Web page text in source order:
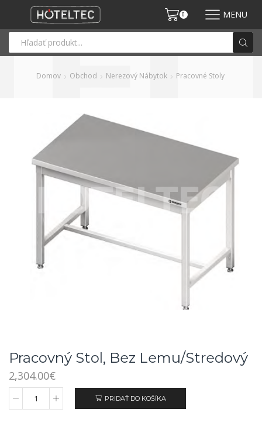
0 MENU
Domov Obchod Nerezový Nábytok Pracovné Stoly
Pracovný Stol, Bez Lemu/stredový
2,304.00€
PRIDAŤ DO KOŠÍKA